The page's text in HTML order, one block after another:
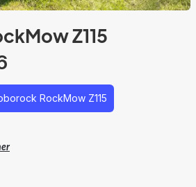
Z115
RockMow Z115